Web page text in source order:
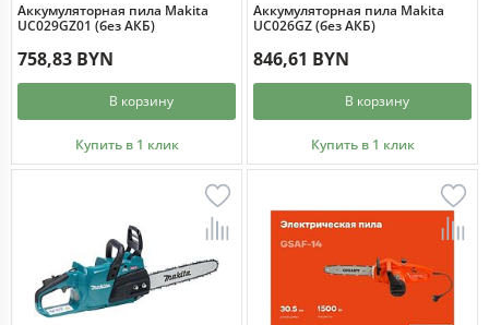
Аккумуляторная пила Makita
UC029GZ01 (без АКБ)
758,83 BYN
В корзину
Купить в 1 клик
Аккумуляторная пила Makita
UC026GZ (без АКБ)
846,61 BYN
В корзину
Купить в 1 клик